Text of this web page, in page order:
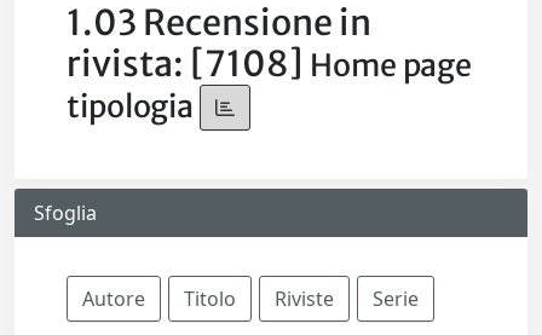
1.03 Recensione in
rivista: [7108] Home page
tipologia
Sfoglia